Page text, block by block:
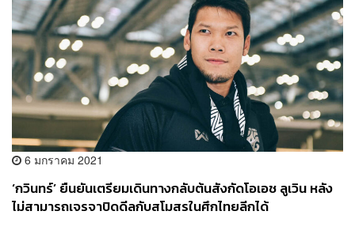
6 มกราคม 2021
‘กวินทร์’ ยืนยันเตรียมเดินทางกลับต้นสังกัดโอเอช ลูเวิน หลัง
ไม่สามารถเจรจาปิดดีลกับสโมสรในศึกไทยลีกได้